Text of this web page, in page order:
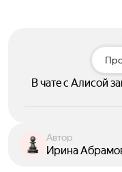
формирования
В чате с Алисой
Автор
Ирина